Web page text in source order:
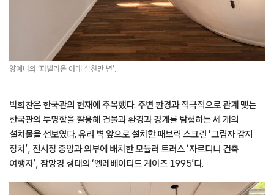
양예나의 ‘파빌리온 아래 삼천만 년’.
박희찬은 한국관의 현재에 주목했다. 주변 환경과 적극적으로 관계 맺는
한국관의 투명함을 활용해 건물과 환경과 경계를 탐험하는 세 개의
설치물을 선보였다. 유리 벽 앞으로 설치한 패브릭 스크린 ‘그림자 감지
장치’, 전시장 중앙과 외부에 배치한 모듈러 트러스 ‘자르디니 건축
여행자’, 잠망경 형태의 ‘엘레베이티드 게이즈 1995’다.